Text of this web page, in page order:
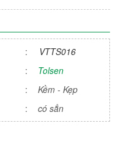
:
VTTS016
:
Tolsen
:
Kềm - Kẹp
: có sẳn